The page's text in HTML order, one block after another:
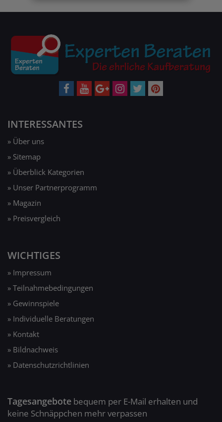
INTERESSANTES
» Über uns
» Sitemap
» Überblick Kategorien
» Unser Partnerprogramm
» Magazin
» Preisvergleich
WICHTIGES
» Impressum
» Teilnahmebedingungen
» Gewinnspiele
» Individuelle Beratungen
» Kontakt
» Bildnachweis
» Datenschutzrichtlinien
Tagesangebote bequem per E-Mail erhalten und
keine Schnäppchen mehr verpassen